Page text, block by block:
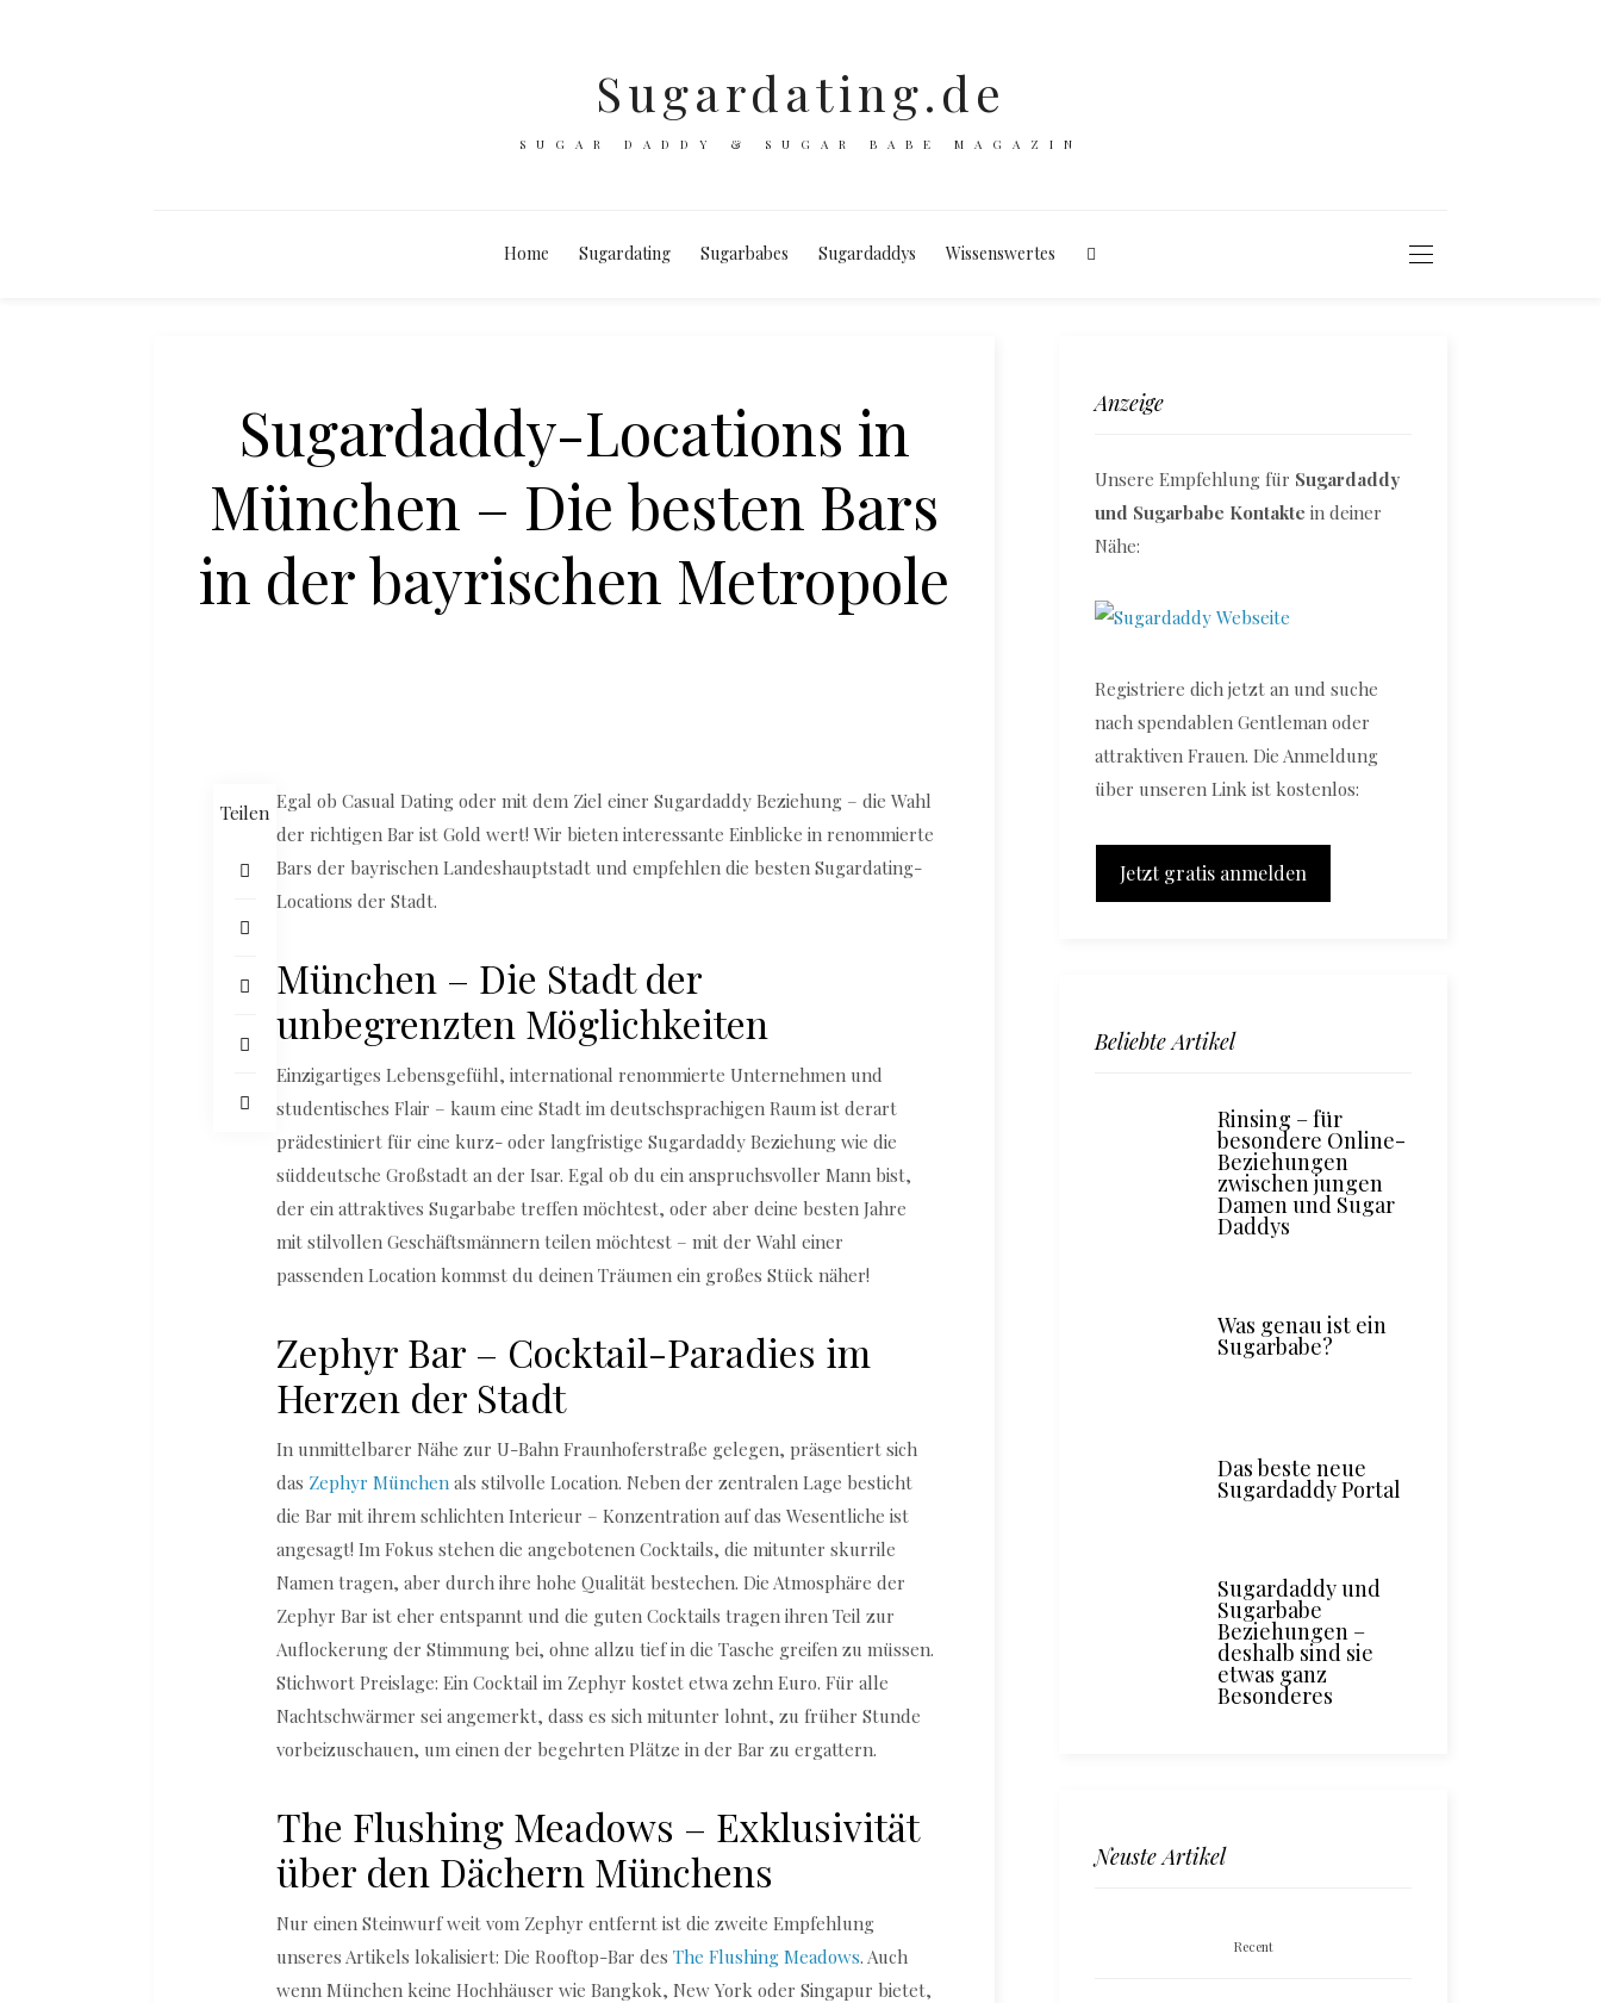
Sugardating.de
SUGAR DADDY & SUGAR BABE MAGAZIN
Home Sugardating Sugarbabes Sugardaddys Wissenswertes
Sugardaddy-Locations in
München – Die besten Bars
in der bayrischen Metropole
Teilen Egal ob Casual Dating oder mit dem Ziel einer Sugardaddy Beziehung – die Wahl
der richtigen Bar ist Gold wert! Wir bieten interessante Einblicke in renommierte
Bars der bayrischen Landeshauptstadt und empfehlen die besten Sugardating-
Locations der Stadt.
München – Die Stadt der
unbegrenzten Möglichkeiten
Einzigartiges Lebensgefühl, international renommierte Unternehmen und
studentisches Flair – kaum eine Stadt im deutschsprachigen Raum ist derart
prädestiniert für eine kurz- oder langfristige Sugardaddy Beziehung wie die
süddeutsche Großstadt an der Isar. Egal ob du ein anspruchsvoller Mann bist,
der ein attraktives Sugarbabe treffen möchtest, oder aber deine besten Jahre
mit stilvollen Geschäftsmännern teilen möchtest – mit der Wahl einer
passenden Location kommst du deinen Träumen ein großes Stück näher!
Zephyr Bar – Cocktail-Paradies im
Herzen der Stadt
In unmittelbarer Nähe zur U-Bahn Fraunhoferstraße gelegen, präsentiert sich
das Zephyr München als stilvolle Location. Neben der zentralen Lage besticht
die Bar mit ihrem schlichten Interieur – Konzentration auf das Wesentliche ist
angesagt! Im Fokus stehen die angebotenen Cocktails, die mitunter skurrile
Namen tragen, aber durch ihre hohe Qualität bestechen. Die Atmosphäre der
Zephyr Bar ist eher entspannt und die guten Cocktails tragen ihren Teil zur
Auflockerung der Stimmung bei, ohne allzu tief in die Tasche greifen zu müssen.
Stichwort Preislage: Ein Cocktail im Zephyr kostet etwa zehn Euro. Für alle
Nachtschwärmer sei angemerkt, dass es sich mitunter lohnt, zu früher Stunde
vorbeizuschauen, um einen der begehrten Plätze in der Bar zu ergattern.
The Flushing Meadows – Exklusivität
über den Dächern Münchens
Nur einen Steinwurf weit vom Zephyr entfernt ist die zweite Empfehlung
unseres Artikels lokalisiert: Die Rooftop-Bar desThe Flushing Meadows. Auch
wenn München keine Hochhäuser wie Bangkok, New York oder Singapur bietet,
Anzeige
Unsere Empfehlung für Sugardaddy
und Sugarbabe Kontakte in deiner
Nähe:
Registriere dich jetzt an und suche
nach spendablen Gentleman oder
attraktiven Frauen. Die Anmeldung
über unseren Link ist kostenlos:
Jetzt gratis anmelden
Beliebte Artikel
Rinsing – für
besondere Online-
Beziehungen
zwischen jungen
Damen und Sugar
Daddys
Was genau ist ein
Sugarbabe?
Das beste neue
Sugardaddy Portal
Sugardaddy und
Sugarbabe
Beziehungen –
deshalb sind sie
etwas ganz
Besonderes
Neuste Artikel
Recent